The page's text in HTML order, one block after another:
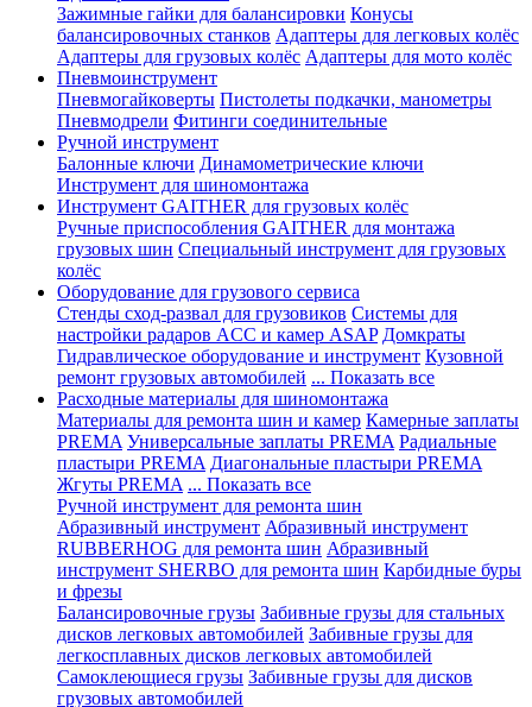
Зажимные гайки для балансировки Конусы
балансировочных станков Адаптеры для легковых колёс
Адаптеры для грузовых колёс Адаптеры для мото колёс
Пневмоинструмент
Пневмогайковерты Пистолеты подкачки, манометры
Пневмодрели Фитинги соединительные
Ручной инструмент
Балонные ключи Динамометрические ключи
Инструмент для шиномонтажа
Инструмент GAITHER для грузовых колёс
Ручные приспособления GAITHER для монтажа
грузовых шин Специальный инструмент для грузовых
колёс
Оборудование для грузового сервиса
Стенды сход-развал для грузовиков Системы для
настройки радаров ACC и камер ASAP Домкраты
Гидравлическое оборудование и инструмент Кузовной
ремонт грузовых автомобилей ... Показать все
Расходные материалы для шиномонтажа
Материалы для ремонта шин и камер Камерные заплаты
PREMA Универсальные заплаты PREMA Радиальные
пластыри PREMA Диагональные пластыри PREMA
Жгуты PREMA ... Показать все
Ручной инструмент для ремонта шин
Абразивный инструмент Абразивный инструмент
RUBBERHOG для ремонта шин Абразивный
инструмент SHERBO для ремонта шин Карбидные буры
и фрезы
Балансировочные грузы Забивные грузы для стальных
дисков легковых автомобилей Забивные грузы для
легкосплавных дисков легковых автомобилей
Самоклеющиеся грузы Забивные грузы для дисков
грузовых автомобилей